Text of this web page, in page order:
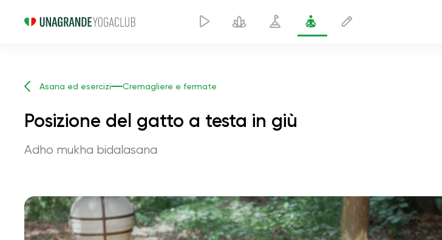
Asana ed esercizi Cremagliere e fermate
Posizione del gatto a testa in giù
Adho mukha bidalasana